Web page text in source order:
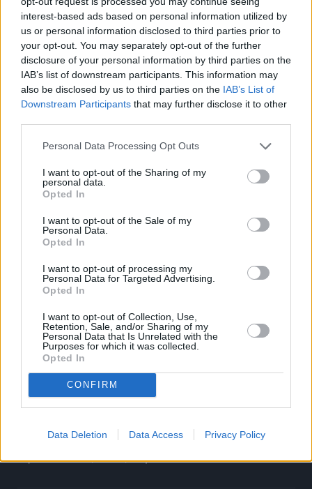
interest-based ads based on personal information utilized by
us or personal information disclosed to third parties prior to
your opt-out. You may separately opt-out of the further
disclosure of your personal information by third parties on the
IAB’s list of downstream participants. This information may
also be disclosed by us to third parties on the IAB’s List of
Downstream Participants that may further disclose it to other
Personal Data Processing Opt Outs
I want to opt-out of the Sharing of my
personal data.
Opted In
I want to opt-out of the Sale of my
Personal Data.
Opted In
I want to opt-out of processing my
Personal Data for Targeted Advertising.
Opted In
I want to opt-out of Collection, Use,
Retention, Sale, and/or Sharing of my
Personal Data that Is Unrelated with the
Purposes for which it was collected.
Opted In
CONFIRM
Data Deletion Data Access Privacy Policy
Ο Φώτης Ζησιμόπουλος καλεί τον κόσμο να εμψυχώσει
τους Σπαρταθλητές
Την Τρίτη 27 Σεπτεμβρίου στις 12.00 είναι προγραμματισμένη
26/09/2022 • 16:01
Stivostime.GR
Καρνεάδου 25-29, 106 75, Αθήνα